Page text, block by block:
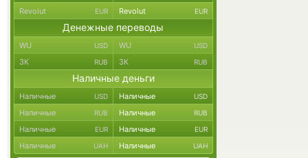
Revolut EUR Revolut EUR
Денежные переводы
WU USD WU USD
ЗК RUB ЗК RUB
Наличные деньги
Наличные USD Наличные USD
Наличные RUB Наличные RUB
Наличные EUR Наличные EUR
Наличные UAH Наличные UAH